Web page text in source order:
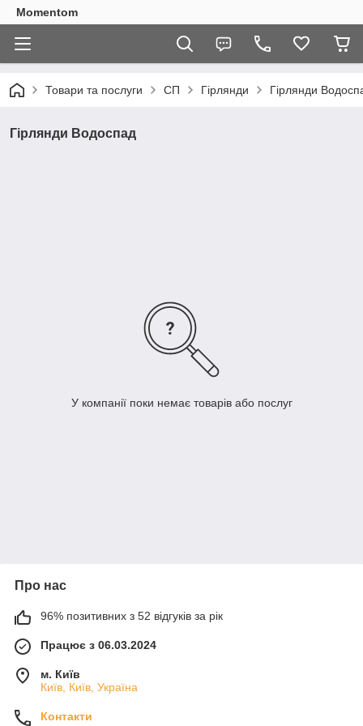
Momentom
Товари та послуги СП Гірлянди Гірлянди
Гірлянди Водоспад
У компанії поки немає товарів або послуг
Про нас
96% позитивних з 52 відгуків за рік
Працює з 06.03.2024
м. Київ
Київ, Київ, Україна
Контакти